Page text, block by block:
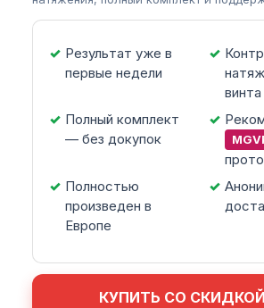
Результат уже в
первые недели
Полный комплект
— без докупок
Полностью
произведен в
Европе
КУПИТЬ СО СКИДКОЙ